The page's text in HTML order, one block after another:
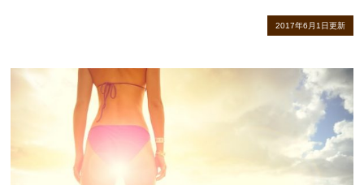
2017年6月1日更新